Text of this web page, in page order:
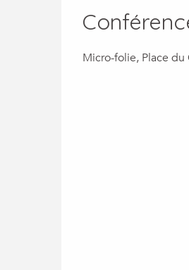
Micro-folie, Place